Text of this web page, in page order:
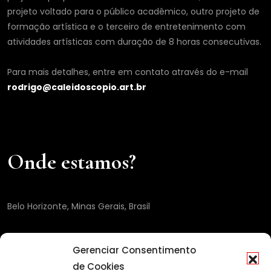
Gerenciar Consentimento
de Cookies
projeto voltado para o público acadêmico, outro projeto de
formação artística e o terceiro de entretenimento com
atividades artísticas com duração de 8 horas consecutivas.
Para mais detalhes, entre em contato através do e-mail
rodrigo@caleidoscopio.art.br
Onde estamos?
Belo Horizonte, Minas Gerais, Brasil